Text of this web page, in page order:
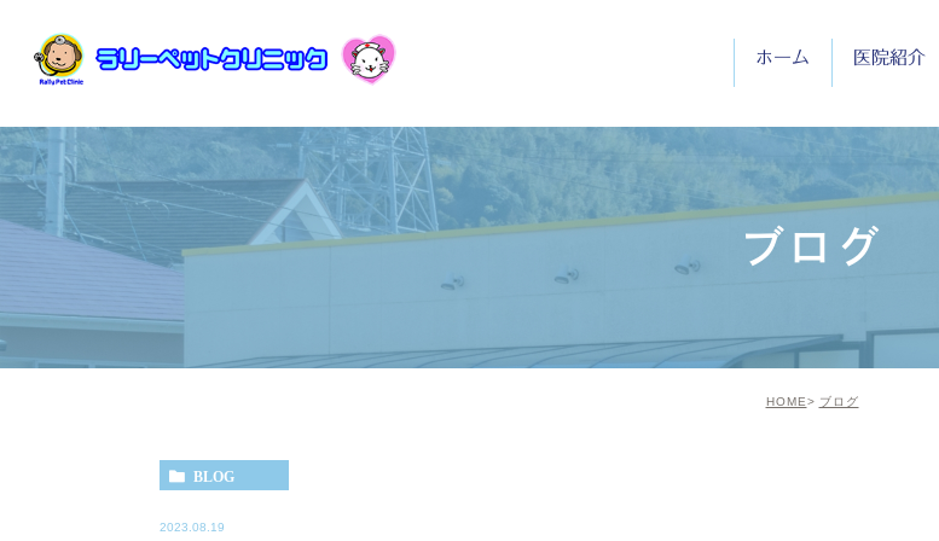
ホーム 医院紹介
院長紹介
診療時間
ブログ
HOME ブログ
BLOG
2023.08.19